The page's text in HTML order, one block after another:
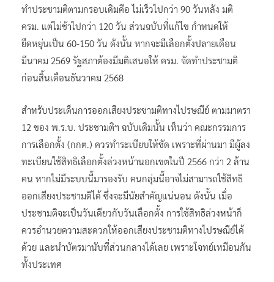
ทำประชามติตามกรอบเดิมคือ ไม่เร็วไปกว่า 90 วันหลัง มติ
ครม. แต่ไม่ช้าไปกว่า 120 วัน ส่วนฉบับที่แก้ไข กำหนดให้
ยืดหยุ่นเป็น 60-150 วัน ดังนั้น หากจะมีเลือกตั้งปลายเดือน
มีนาคม 2569 รัฐสภาต้องมีมติเสนอให้ ครม. จัดทำประชามติ
ก่อนสิ้นเดือนธันวาคม 2568
สำหรับประเด็นการออกเสียงประชามติทางไปรษณีย์ ตามมาตรา
12 ของ พ.ร.บ. ประชามติฯ ฉบับเดิมนั้น เห็นว่า คณะกรรมการ
การเลือกตั้ง (กกต.) ควรทำระเบียบให้ชัด เพราะที่ผ่านมา มีผู้ลง
ทะเบียนใช้สิทธิเลือกตั้งล่วงหน้านอกเขตในปี 2566 กว่า 2 ล้าน
คน หากไม่มีระบบนี้มารองรับ คนกลุ่มนี้อาจไม่สามารถใช้สิทธิ
ออกเสียงประชามติได้ ซึ่งจะมีนัยสำคัญแน่นอน ดังนั้น เมื่อ
ประชามติจะเป็นวันเดียวกับวันเลือกตั้ง การใช้สิทธิล่วงหน้าก็
ควรอำนวยความสะดวกให้ออกเสียงประชามติทางไปรษณีย์ได้
ด้วย และนำบัตรมานับที่ส่วนกลางได้เลย เพราะโจทย์เหมือนกัน
ทั้งประเทศ